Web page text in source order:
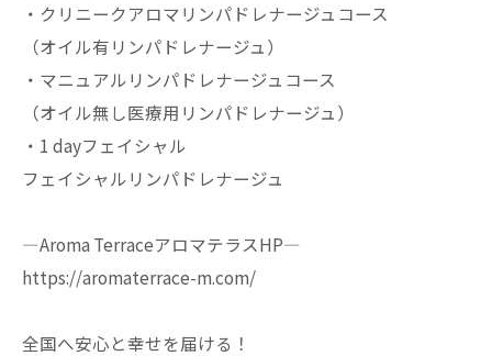
・クリニークアロマリンパドレナージュコース
（オイル有リンパドレナージュ）
・マニュアルリンパドレナージュコース
（オイル無し医療用リンパドレナージュ）
・1 dayフェイシャル
フェイシャルリンパドレナージュ
—Aroma TerraceアロマテラスHP—
https://aromaterrace-m.com/
全国へ安心と幸せを届ける！